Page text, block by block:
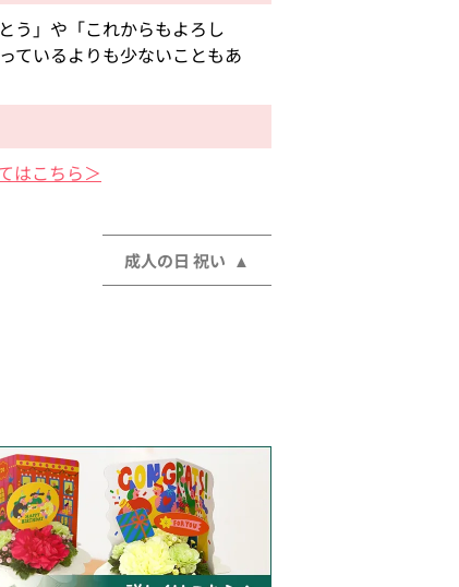
う」や「これからもよろし
ているよりも少ないこともあ
はこちら＞
成人の日 祝い